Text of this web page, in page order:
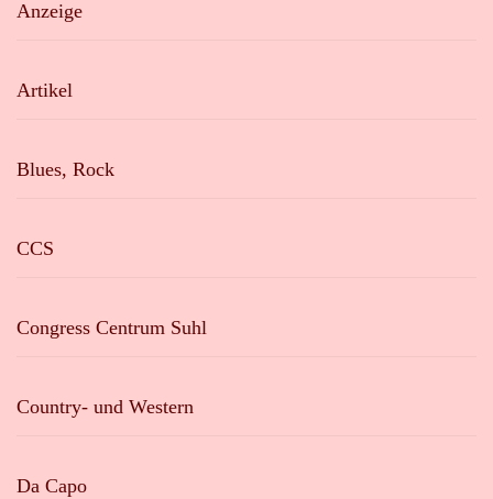
Anzeige
Artikel
Blues, Rock
CCS
Congress Centrum Suhl
Country- und Western
Da Capo